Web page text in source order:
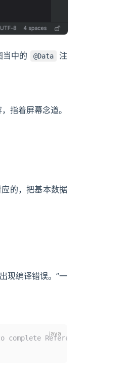
当中的 @Data
注
指着屏幕念道。
的，把基本数据
现编译错误。”一
ReferenceType